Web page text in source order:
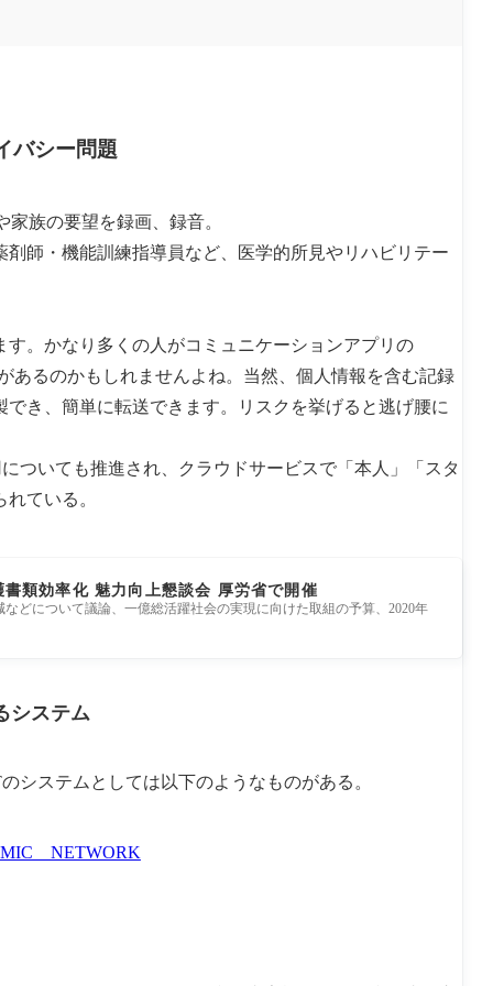
バシー問題
族の要望を録画、録音。
師・機能訓練指導員など、医学的所見やリハビリテー
。かなり多くの人がコミュニケーションアプリの
るのかもしれませんよね。当然、個人情報を含む記録
き、簡単に転送できます。リスクを挙げると逃げ腰に
ついても推進され、クラウドサービスで「本人」「スタ
ている。
類効率化 魅力向上懇談会 厚労省で開催
どについて議論、一億総活躍社会の実現に向けた取組の予算、2020年
システム
システムとしては以下のようなものがある。
NETWORK